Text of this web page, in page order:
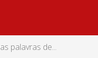
palavras de...